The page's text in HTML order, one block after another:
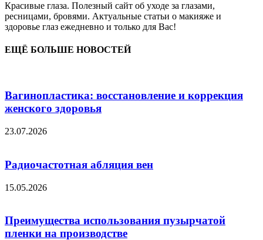
Красивые глаза. Полезный сайт об уходе за глазами,
ресницами, бровями. Актуальные статьи о макияже и
здоровье глаз ежедневно и только для Вас!
ЕЩЁ БОЛЬШЕ НОВОСТЕЙ
Вагинопластика: восстановление и коррекция
женского здоровья
23.07.2026
Радиочастотная абляция вен
15.05.2026
Преимущества использования пузырчатой
пленки на производстве